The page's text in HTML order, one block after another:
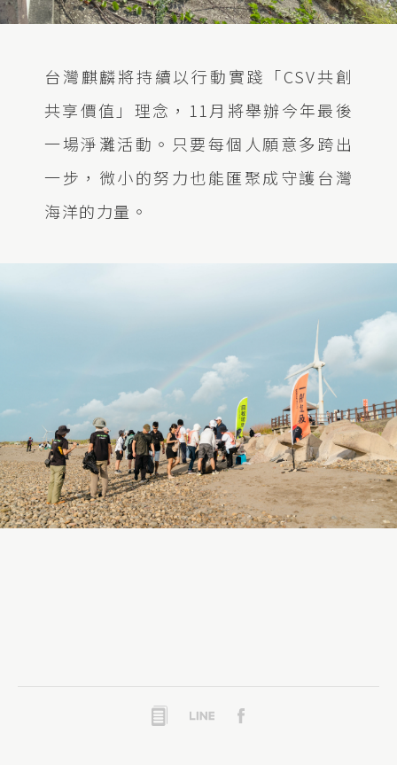
台灣麒麟將持續以行動實踐「CSV共創
共享價值」理念， 11月將舉辦今年最後
一場淨灘活動。只要每個人願意多跨出
一步，微小的努力也能匯聚成守護台灣
海洋的力量。